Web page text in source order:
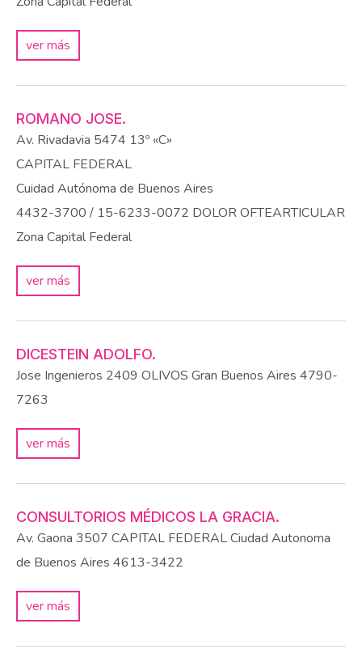
ver más
ROMANO JOSE.
Av. Rivadavia 5474 13º «C»
CAPITAL FEDERAL
Cuidad Autónoma de Buenos Aires
4432-3700 / 15-6233-0072 DOLOR OFTEARTICULAR
Zona Capital Federal
ver más
DICESTEIN ADOLFO.
Jose Ingenieros 2409 OLIVOS Gran Buenos Aires 4790-
7263
ver más
CONSULTORIOS MÉDICOS LA GRACIA.
Av. Gaona 3507 CAPITAL FEDERALCiudad Autonoma
de Buenos Aires 4613-3422
ver más